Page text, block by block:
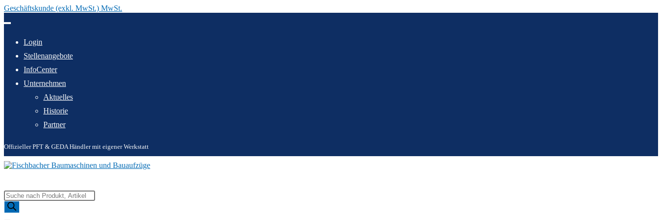
Geschäftskunde (exkl. MwSt.) MwSt.
Inhalt
Login
Stellenangebote
InfoCenter
Unternehmen
Aktuelles
Historie
Partner
Offizieller PFT & GEDA Händler mit eigener Werkstatt
Products
search